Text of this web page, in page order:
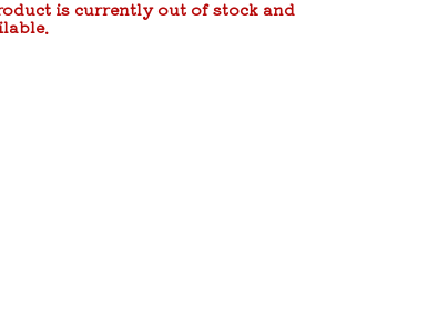
is currently out of stock and